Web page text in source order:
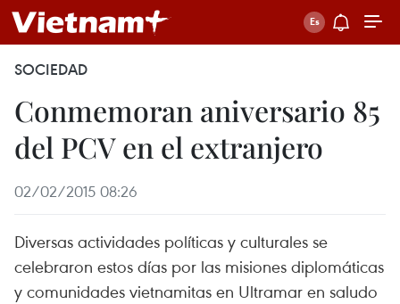
SOCIEDAD
Conmemoran aniversario 85
del PCV en el extranjero
02/02/2015 08:26
Diversas actividades políticas y culturales se
celebraron estos días por las misiones diplomáticas
y comunidades vietnamitas en Ultramar en saludo